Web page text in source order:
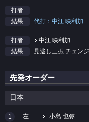
打者
結果
代打：中江 映利加
打者
中江 映利加
結果
見逃し三振 チェンジ
先発オーダー
日本
1 左 小島 也弥